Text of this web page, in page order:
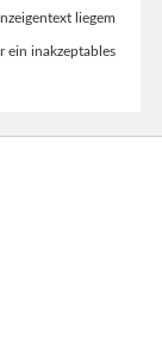
liegem
ein inakzeptables